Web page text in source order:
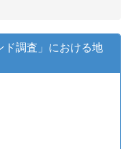
ド調査」における地